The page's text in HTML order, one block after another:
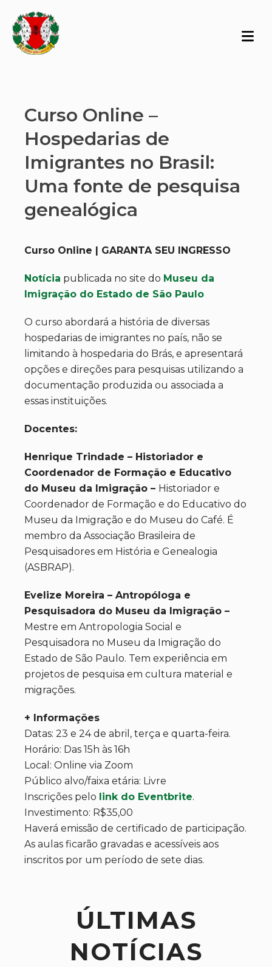
Curso Online –
Hospedarias de
Imigrantes no Brasil:
Uma fonte de pesquisa
genealógica
Curso Online | GARANTA SEU INGRESSO
Notícia publicada no site do Museu da
Imigração do Estado de São Paulo
O curso abordará a história de diversas
hospedarias de imigrantes no país, não se
limitando à hospedaria do Brás, e apresentará
opções e direções para pesquisas utilizando a
documentação produzida ou associada a
essas instituições.
Docentes:
Henrique Trindade – Historiador e
Coordenador de Formação e Educativo
do Museu da Imigração – Historiador e
Coordenador de Formação e do Educativo do
Museu da Imigração e do Museu do Café. É
membro da Associação Brasileira de
Pesquisadores em História e Genealogia
(ASBRAP).
Evelize Moreira – Antropóloga e
Pesquisadora do Museu da Imigração –
Mestre em Antropologia Social e
Pesquisadora no Museu da Imigração do
Estado de São Paulo. Tem experiência em
projetos de pesquisa em cultura material e
migrações.
+ Informações
Datas: 23 e 24 de abril, terça e quarta-feira.
Horário: Das 15h às 16h
Local: Online via Zoom
Público alvo/faixa etária: Livre
Inscrições pelo link do Eventbrite.
Investimento: R$35,00
Haverá emissão de certificado de participação.
As aulas ficarão gravadas e acessíveis aos
inscritos por um período de sete dias.
ÚLTIMAS
NOTÍCIAS